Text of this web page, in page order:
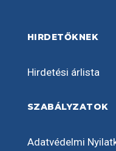
HIRDETŐKNEK
Hirdetési árlista
SZABÁLYZATOK
Adatvédelmi